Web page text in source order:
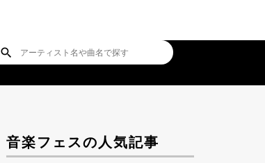
search
音楽フェスの人気記事